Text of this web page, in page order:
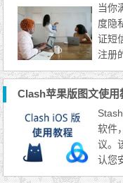
也能
几个
itch
当你
度隐
证短
注册
可能
gle/
码怎
因 外
le服
Clash苹果版图文使
软件
议。
认您
本不